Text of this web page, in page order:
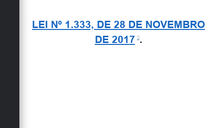
LEI Nº 1.333, DE 28 DE NOVEMBRO
DE 2017 .